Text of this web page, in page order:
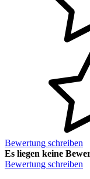
Bewertung schreiben
Es liegen keine
Bewertung schreiben